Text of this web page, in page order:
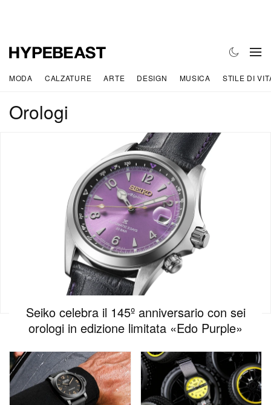
MODA CALZATURE ARTE DESIGN MUSICA STILE DI
Orologi
Seiko celebra il 145º anniversario con sei
orologi in edizione limitata «Edo Purple»